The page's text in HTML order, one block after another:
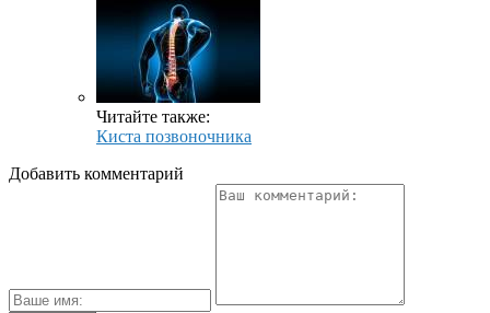
Читайте также:
Киста позвоночника
Добавить комментарий